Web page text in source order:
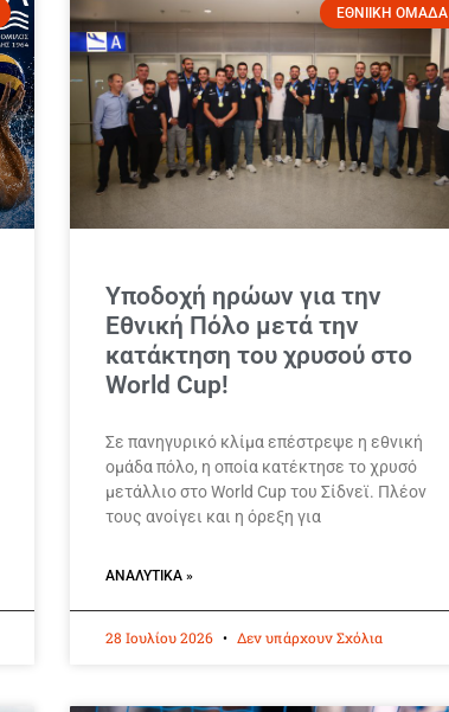
ΕΘΝΙΙΚΗ ΟΜΑΔΑ
Υποδοχή ηρώων για την
Εθνική Πόλο μετά την
κατάκτηση του χρυσού στο
World Cup!
Σε πανηγυρικό κλίμα επέστρεψε η εθνική
ομάδα πόλο, η οποία κατέκτησε το χρυσό
μετάλλιο στο World Cup του Σίδνεϊ. Πλέον
τους ανοίγει και η όρεξη για
ΑΝΑΛΥΤΙΚΆ »
28 Ιουλίου 2026 Δεν υπάρχουν Σχόλια